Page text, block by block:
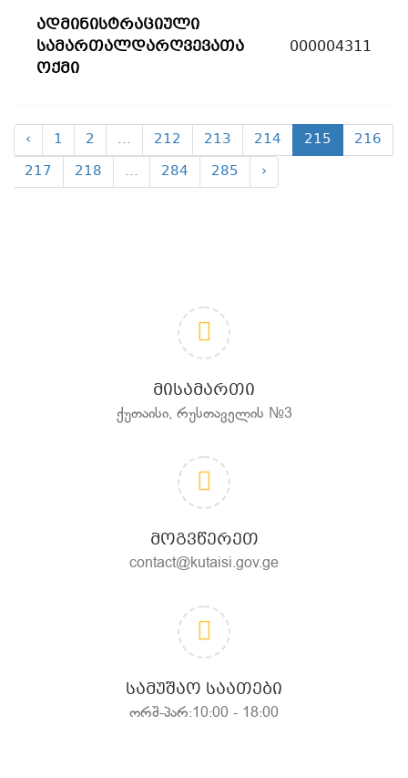
ადმინისტრაციული
სამართალდარღვევათა
ოქმი
000004311
‹ 1 2 ... 212 213 214 215
216
217
218 ... 284 285 ›
ᲛᲘᲡᲐᲛᲐᲠᲗᲘ
ქუთაისი, რუსთაველის №3
ᲛᲝᲒᲕᲬᲔᲠᲔᲗ
contact@kutaisi.gov.ge
ᲡᲐᲛᲣᲨᲐᲝ ᲡᲐᲐᲗᲔᲑᲘ
ორშ-პარ:10:00 - 18:00